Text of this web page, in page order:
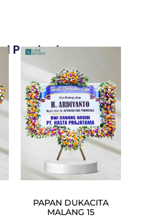
Products
PAPAN DUKACITA
MALANG 15